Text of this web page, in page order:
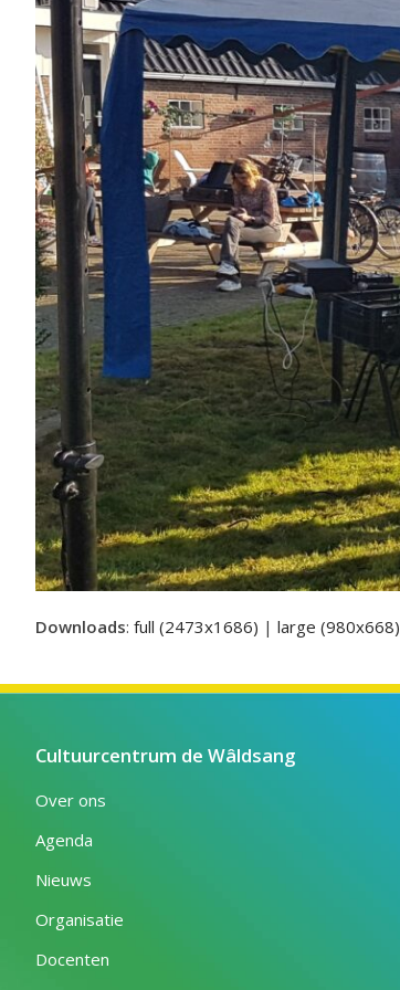
Downloads: full (2473x1686) | large (980x668)
Cultuurcentrum de Wâldsang
Over ons
Agenda
Nieuws
Organisatie
Docenten